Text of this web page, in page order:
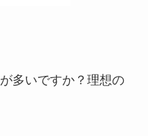
多いですか？理想の